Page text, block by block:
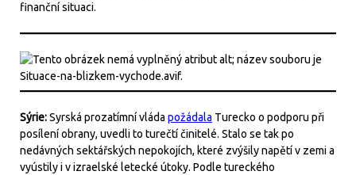
finanční situaci.
Sýrie:Syrská prozatímní vláda požádala Turecko o podporu při
posílení obrany, uvedli to turečtí činitelé. Stalo se tak po
nedávných sektářských nepokojích, které zvýšily napětí v zemi a
vyústily i v izraelské letecké útoky. Podle tureckého